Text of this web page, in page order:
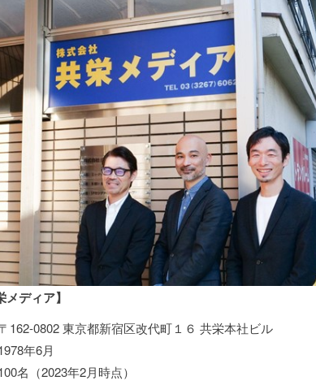
メディア】
0802 東京都新宿区改代町１６ 共栄本社ビル
年6月
名（2023年2月時点）